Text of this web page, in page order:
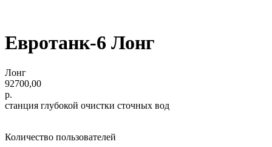
Евротанк-6 Лонг
Лонг
92700,00
р.
станция глубокой очистки сточных вод
Количество пользователей